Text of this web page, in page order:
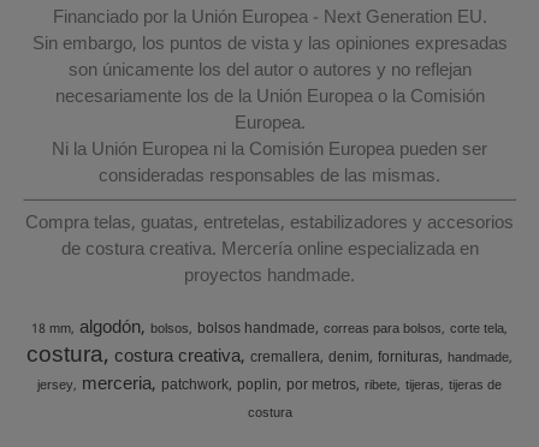
Financiado por la Unión Europea - Next Generation EU.
Sin embargo, los puntos de vista y las opiniones expresadas
son únicamente los del autor o autores y no reflejan
necesariamente los de la Unión Europea o la Comisión
Europea.
Ni la Unión Europea ni la Comisión Europea pueden ser
consideradas responsables de las mismas.
Compra telas, guatas, entretelas, estabilizadores y accesorios
de costura creativa. Mercería online especializada en
proyectos handmade.
18 mm algodón bolsos bolsos handmade correas para bolsos corte tela
costura costura creativa cremallera denim fornituras handmade
jersey merceria patchwork poplin por metros ribete tijeras tijeras de
costura